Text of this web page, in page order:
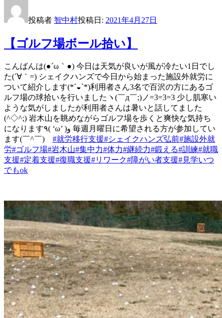
投稿者 智中村投稿日: 2021年4月27日
【ゴルフ場ボール拾い】
こんばんは(●´ω｀●) 今日は天気が良いが風が冷たい1日でし
た(´∀｀=) シェイクハンズで今日から始まった施設外就労に
ついて紹介します(*´◒`*)利用者さん3名で百沢の方にあるゴ
ルフ場の球拾いを行いましたヽ(￣д￣;)ノ=3=3=3 少し肌寒い
ような気がしましたが利用者さんは暑いと話してました
(^◇^;) 岩木山を眺めながらゴルフ場を歩くと爽快な気持ち
になります٩( ‘ω’ )و 毎週月曜日に希望される方が参加してい
ます(￣^￣)ゞ #就労移行支援#シェイクハンズ弘前#施設外就
労#ゴルフ場#岩木山#集中力#体力#継続力#鍛える#訓練#就職
支援#定着支援#復職支援#リワーク#障がい者支援#見学いつ
でもok